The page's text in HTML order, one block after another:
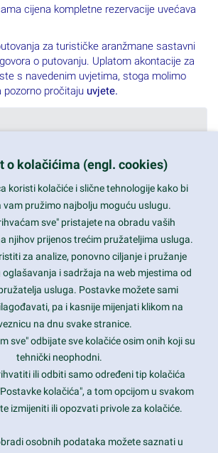
cijena kompletne rezervacije uvećava
za turističke aranžmane sastavni
o putovanju. Uplatom akontacije za
s navedenim uvjetima, stoga molimo
pozorno pročitaju uvjete.
Pošalji
o kolačićima (engl. cookies)
koristi kolačiće i slične tehnologije kako bi
vam pružimo najbolju moguću uslugu.
sve" pristajete na obradu vaših
njihov prijenos trećim pružateljima usluga.
za analize, ponovno ciljanje i pružanje
i sadržaja na web mjestima od
usluga. Postavke možete sami
pa i kasnije mijenjati klikom na
na dnu svake stranice.
sve" odbijate sve kolačiće osim onih koji su
tehnički neophodni.
ili odbiti samo određeni tip kolačića
kolačića", a tom opcijom u svakom
izmijeniti ili opozvati privole za kolačiće.
osobnih podataka možete saznati u